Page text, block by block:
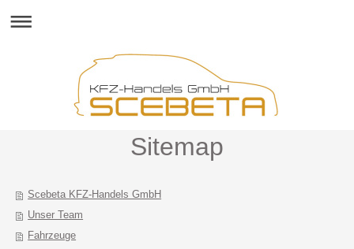
Sitemap
Scebeta KFZ-Handels GmbH
Unser Team
Fahrzeuge